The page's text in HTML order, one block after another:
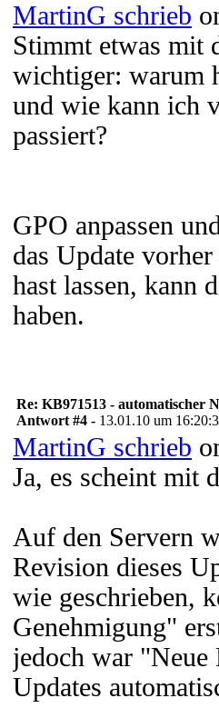
MartinG schrieb
Stimmt etwas mit
wichtiger: warum
und wie kann ich
passiert?
GPO anpassen
das Update
hast lassen, kann
haben.
Re: KB971513 - automatischer
Antwort #4 - 13.01.10 um
MartinG schrieb
Ja, es scheint mit
Auf den Servern
Revision dieses
wie geschrieben,
Genehmigung"
jedoch war "Neue
Updates